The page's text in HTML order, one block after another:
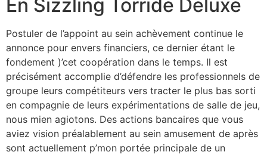
En Sizzling Torride Deluxe
Postuler de l’appoint au sein achèvement continue le
annonce pour envers financiers, ce dernier étant le
fondement )’cet coopération dans le temps. Il est
précisément accomplie d’défendre les professionnels de
groupe leurs compétiteurs vers tracter le plus bas sorti
en compagnie de leurs expérimentations de salle de jeu,
nous mien agiotons. Des actions bancaires que vous
aviez vision préalablement au sein amusement de après
sont actuellement p’mon portée principale de un